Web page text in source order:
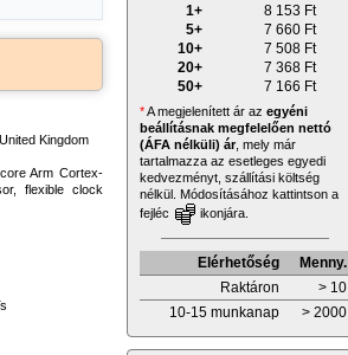
Kingdom
Arm Cortex-
flexible clock
1+ 8 153 Ft
5+
7 660 Ft
10+
7 508 Ft
20+
7 368 Ft
50+
7 166 Ft
*A megjelenített ár az egyéni
beállításnak megfelelően nettó
(ÁFA nélküli) ár, mely már
tartalmazza az esetleges egyedi
kedvezményt, szállítási költség
nélkül. Módosításához kattintson a
fejléc
ikonjára.
Elérhetőség
Menny.
Raktáron
> 10
10-15 munkanap
> 2000